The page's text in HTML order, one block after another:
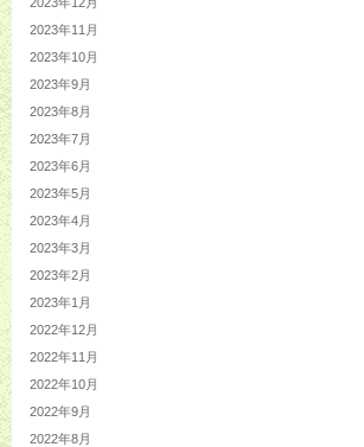
2023年11月
2023年10月
2023年9月
2023年8月
2023年7月
2023年6月
2023年5月
2023年4月
2023年3月
2023年2月
2023年1月
2022年12月
2022年11月
2022年10月
2022年9月
2022年8月